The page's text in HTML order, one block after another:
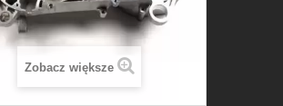
Zobacz większe